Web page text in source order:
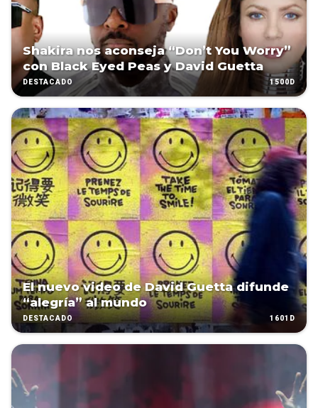
Shakira nos aconseja “Don’t You Worry”
con Black Eyed Peas y David Guetta
DESTACADO 1500D
El nuevo video de David Guetta difunde
“alegría” al mundo
DESTACADO 1601D